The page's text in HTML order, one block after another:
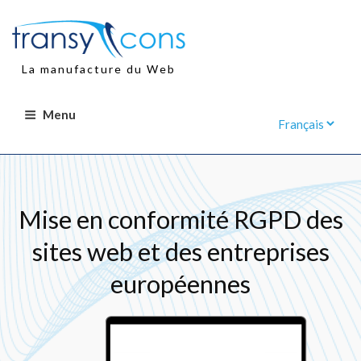
contenu
principalLa manufacture du Web
Menu
Mise en conformité RGPD des
sites web et des entreprises
européennes